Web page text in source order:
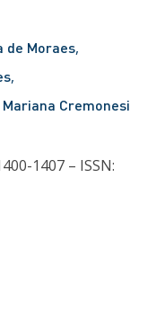
de Moraes
Mariana Cremonesi
1407 – ISSN: